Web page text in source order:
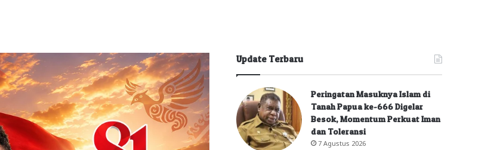
Update Terbaru
Peringatan Masuknya Islam di
Tanah Papua ke-666 Digelar
Besok, Momentum Perkuat Iman
dan Toleransi
7 Agustus 2026